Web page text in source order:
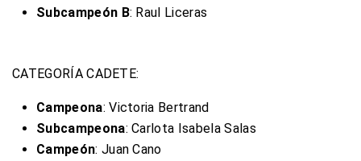
Subcampeón B: Raul Liceras
CATEGORÍA CADETE:
Campeona: Victoria Bertrand
Subcampeona: Carlota Isabela Salas
Campeón: Juan Cano